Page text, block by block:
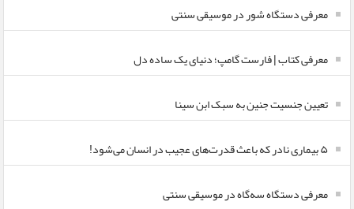
معرفی دستگاه شور در موسیقی سنتی
معرفی کتاب | فارست گامپ؛ دنیای یک ساده دل
تعیین جنسیت جنین به سبک ابن سینا
۵ بیماری نادر که باعث قدرت‌های عجیب در انسان می‌شود!
معرفی دستگاه سه‌گاه در موسیقی سنتی